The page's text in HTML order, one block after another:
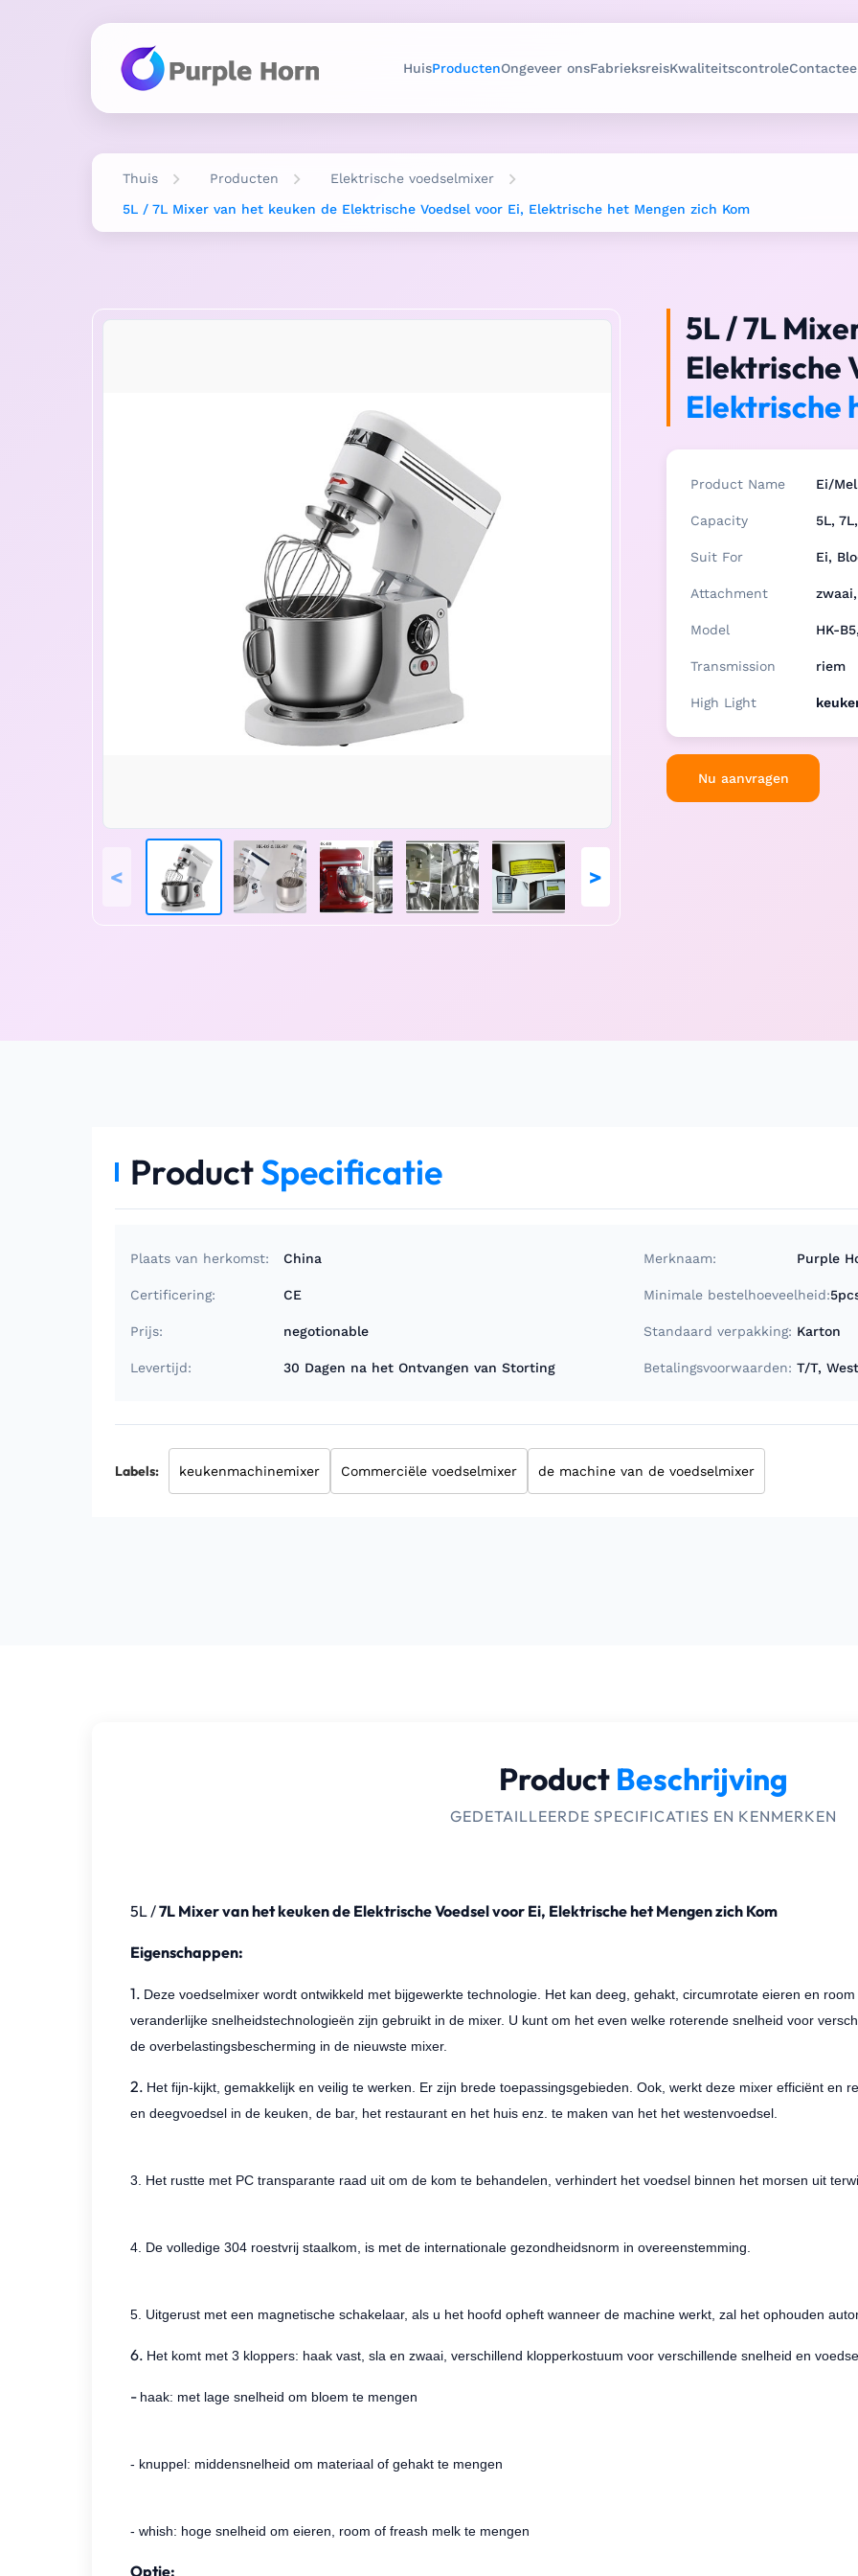
HuisProductenOngeveer onsFabrieksreisKwaliteitscontrole
Thuis Producten Elektrische voedselmixer
5L / 7L Mixer van het keuken de Elektrische Voedsel voor Ei, Elektrische het Mengen zich Kom
< >
5L / 7L
Elektrische
Elektrische
Product Name Ei/
Capacity 5L,
Suit For Ei,
Attachment
Model HK-
Transmission riem
High Light
Nu aanvragen
ProductSpecificatie
Plaats van herkomst: China Merknaam: Purple
Certificering: CE Minimale bestelhoeveelheid:
Prijs: negotionable Standaard verpakking: Karton
Levertijd: 30 Dagen na het Ontvangen van Storting Betalingsvoorwaarden: T/T,
Labels: keukenmachinemixer Commerciële voedselmixer de machine van de voedselmixer
Product Beschrijving
GEDETAILLEERDE SPECIFICATIES EN KENMERKEN
5L /7L Mixer van het keuken de Elektrische Voedsel voor Ei, Elektrische het Mengen zich Kom
Eigenschappen:
1. Deze voedselmixer wordt ontwikkeld met bijgewerkte technologie. Het kan deeg, gehakt, circumrotate eieren en
veranderlijke snelheidstechnologieën zijn gebruikt in de mixer. U kunt om het even welke roterende snelheid voor
de overbelastingsbescherming in de nieuwste mixer.
2. Het fijn-kijkt, gemakkelijk en veilig te werken. Er zijn brede toepassingsgebieden. Ook, werkt deze mixer efficiënt en
en deegvoedsel in de keuken, de bar, het restaurant en het huis enz. te maken van het het westenvoedsel.
3. Het rustte met PC transparante raad uit om de kom te behandelen, verhindert het voedsel binnen het morsen uit
4. De volledige 304 roestvrij staalkom, is met de internationale gezondheidsnorm in overeenstemming.
5. Uitgerust met een magnetische schakelaar, als u het hoofd opheft wanneer de machine werkt, zal het ophouden
6. Het komt met 3 kloppers: haak vast, sla en zwaai, verschillend klopperkostuum voor verschillende snelheid en
- haak: met lage snelheid om bloem te mengen
- knuppel: middensnelheid om materiaal of gehakt te mengen
- whish: hoge snelheid om eieren, room of freash melk te mengen
Optie: